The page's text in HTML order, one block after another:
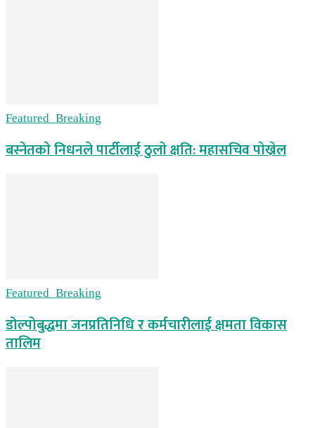
Featured_Breaking
बस्नेतकाे निधनले पार्टीलाई ठुलाे क्षति: महासचिव पाेख्रेल
Featured_Breaking
डोल्पोबुद्धमा जनप्रतिनिधि र कर्मचारीलाई क्षमता विकास
तालिम